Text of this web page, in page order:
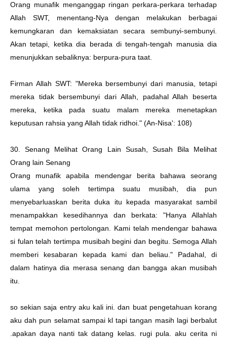
Orang munafik menganggap ringan perkara-perkara terhadap
Allah SWT, menentang-Nya dengan melakukan berbagai
kemungkaran dan kemaksiatan secara sembunyi-sembunyi.
Akan tetapi, ketika dia berada di tengah-tengah manusia dia
menunjukkan sebaliknya: berpura-pura taat.
Firman Allah SWT: "Mereka bersembunyi dari manusia, tetapi
mereka tidak bersembunyi dari Allah, padahal Allah beserta
mereka, ketika pada suatu malam mereka menetapkan
keputusan rahsia yang Allah tidak ridhoi." (An-Nisa': 108)
30. Senang Melihat Orang Lain Susah, Susah Bila Melihat
Orang lain Senang
Orang munafik apabila mendengar berita bahawa seorang
ulama yang soleh tertimpa suatu musibah, dia pun
menyebarluaskan berita duka itu kepada masyarakat sambil
menampakkan kesedihannya dan berkata: "Hanya Allahlah
tempat memohon pertolongan. Kami telah mendengar bahawa
si fulan telah tertimpa musibah begini dan begitu. Semoga Allah
memberi kesabaran kepada kami dan beliau." Padahal, di
dalam hatinya dia merasa senang dan bangga akan musibah
itu.
so sekian saja entry aku kali ini. dan buat pengetahuan korang
aku dah pun selamat sampai kl tapi tangan masih lagi berbalut
.apakan daya nanti tak datang kelas. rugi pula. aku cerita ni